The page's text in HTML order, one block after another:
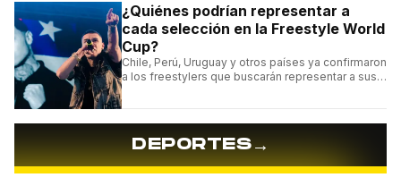
¿Quiénes podrían representar a
cada selección en la Freestyle World
Cup?
Chile, Perú, Uruguay y otros países ya confirmaron
a los freestylers que buscarán representar a sus
DEPORTES→